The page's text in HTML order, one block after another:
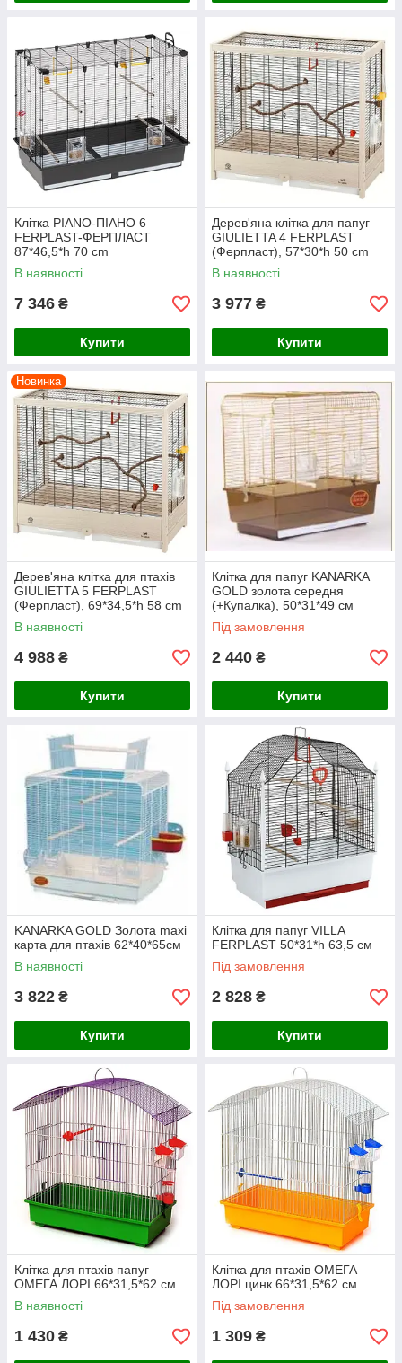
Клітка PIANO-ПІАНО 6
FERPLAST-ФЕРПЛАСТ
87*46,5*h 70 cm
В наявності
7 346 ₴
Купити
Дерев'яна клітка для папуг
GIULIETTA 4 FERPLAST
(Ферпласт), 57*30*h 50 cm
В наявності
3 977 ₴
Купити
Новинка
Дерев'яна клітка для птахів
GIULIETTA 5 FERPLAST
(Ферпласт), 69*34,5*h 58 cm
В наявності
4 988 ₴
Купити
Клітка для папуг KANARKA
GOLD золота середня
(+Купалка), 50*31*49 см
Під замовлення
2 440 ₴
Купити
KANARKA GOLD Золота maxi
карта для птахів 62*40*65см
В наявності
3 822 ₴
Купити
Клітка для папуг VILLA
FERPLAST 50*31*h 63,5 см
Під замовлення
2 828 ₴
Купити
Клітка для птахів папуг
ОМЕГА ЛОРІ 66*31,5*62 см
В наявності
1 430 ₴
Клітка для птахів ОМЕГА
ЛОРІ цинк 66*31,5*62 см
Під замовлення
1 309 ₴